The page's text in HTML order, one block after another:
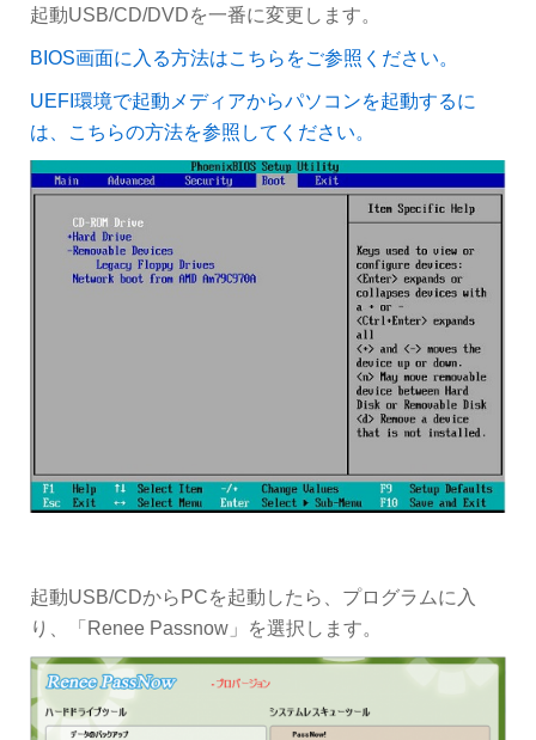
起動USB/CD/DVDを一番に変更します。
BIOS画面に入る方法はこちらをご参照ください。
UEFI環境で起動メディアからパソコンを起動するに
は、こちらの方法を参照してください。
起動USB/CDからPCを起動したら、プログラムに入
り、「Renee Passnow」を選択します。